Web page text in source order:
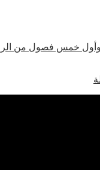
وأول خمس فصول من